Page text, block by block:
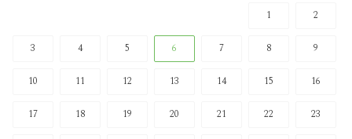
1 2
3 4 5 6 7 8 9
10 11 12 13 14 15 16
17 18 19 20 21 22 23